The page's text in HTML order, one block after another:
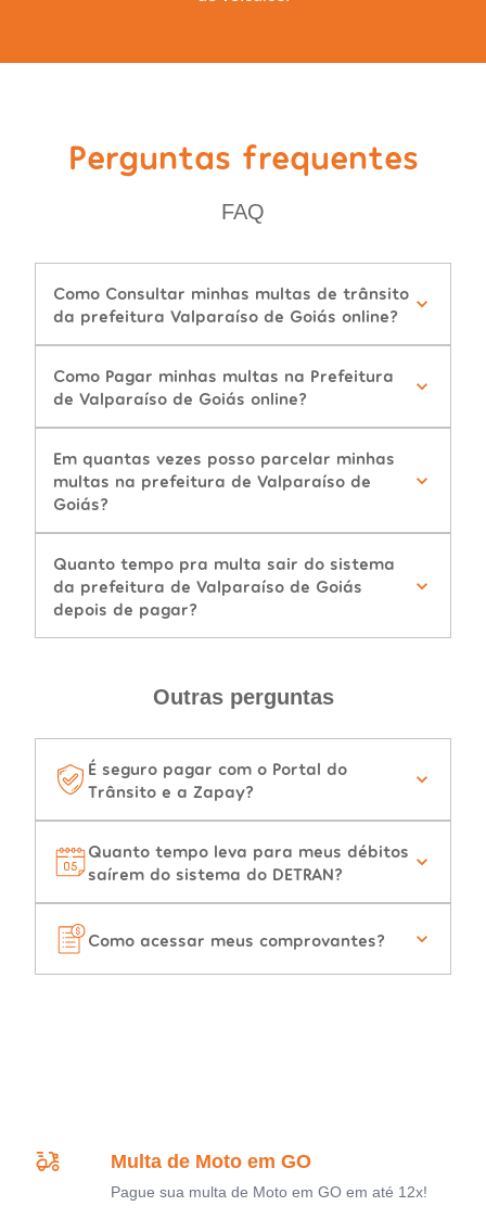
Perguntas frequentes
FAQ
Como Consultar minhas multas de trânsito
da prefeitura Valparaíso de Goiás online?
Como Pagar minhas multas na Prefeitura
de Valparaíso de Goiás online?
Em quantas vezes posso parcelar minhas
multas na prefeitura de Valparaíso de
Goiás?
Quanto tempo pra multa sair do sistema
da prefeitura de Valparaíso de Goiás
depois de pagar?
Outras perguntas
É seguro pagar com o Portal do
Trânsito e a Zapay?
Quanto tempo leva para meus débitos
saírem do sistema do DETRAN?
Como acessar meus comprovantes?
Multa de Moto em GO
Pague sua multa de Moto em GO em até 12x!